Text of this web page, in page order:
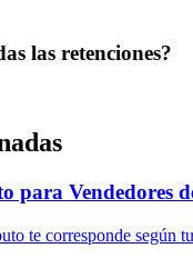
las retenciones?
para Vendedores
te corresponde según